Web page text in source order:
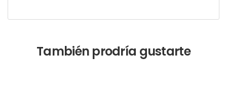
También prodría gustarte